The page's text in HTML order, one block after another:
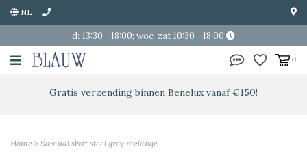
NL
di 13:30 - 18:00; woe-zat 10:30 - 18:00
0
Gratis verzending binnen Benelux vanaf €150!
Home > Samual skirt steel grey melange